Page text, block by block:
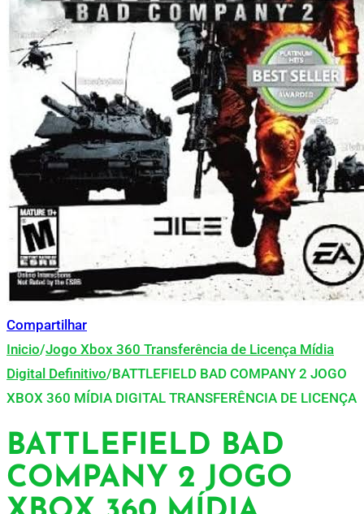
Compartilhar
Inicio/Jogo Xbox 360 Transferência de Licença Mídia
Digital Definitivo/BATTLEFIELD BAD COMPANY 2 JOGO
XBOX 360 MÍDIA DIGITAL TRANSFERÊNCIA DE LICENÇA
BATTLEFIELD BAD
COMPANY 2 JOGO